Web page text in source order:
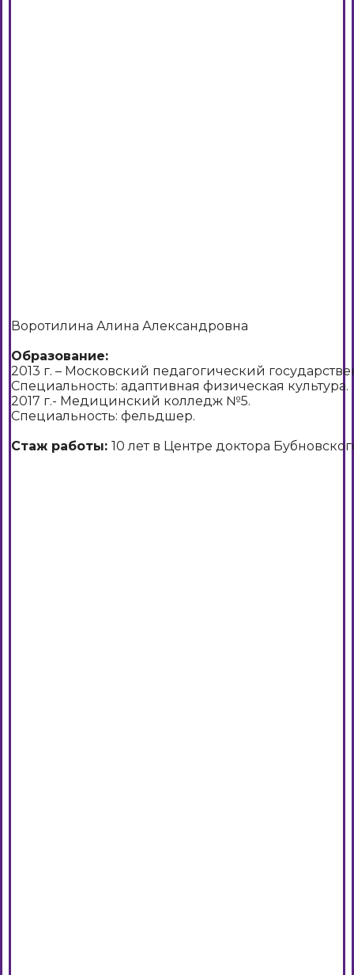
Воротилина Алина Александровна
Образование:
2013 г. – Московский педагогический
Специальность: адаптивная физическая культура.
2017 г.- Медицинский колледж №5.
Специальность: фельдшер.
Стаж работы: 10 лет в Центре доктора